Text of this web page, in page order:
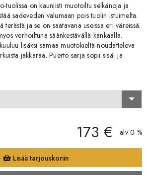
tuolissa on kauniisti muotoiltu selkänoja ja
sadeveden valumaan pois tuolin istuimelta.
terästä ja se on saatavana useissa eri väreissä.
verhoiltuna säänkestävällä kankaalla.
lisäksi samaa muotokieltä noudatteleva
jakkaraa. Puerto-sarja sopii sisä- ja
173 € alv 0 %
Lisää tarjouskoriin